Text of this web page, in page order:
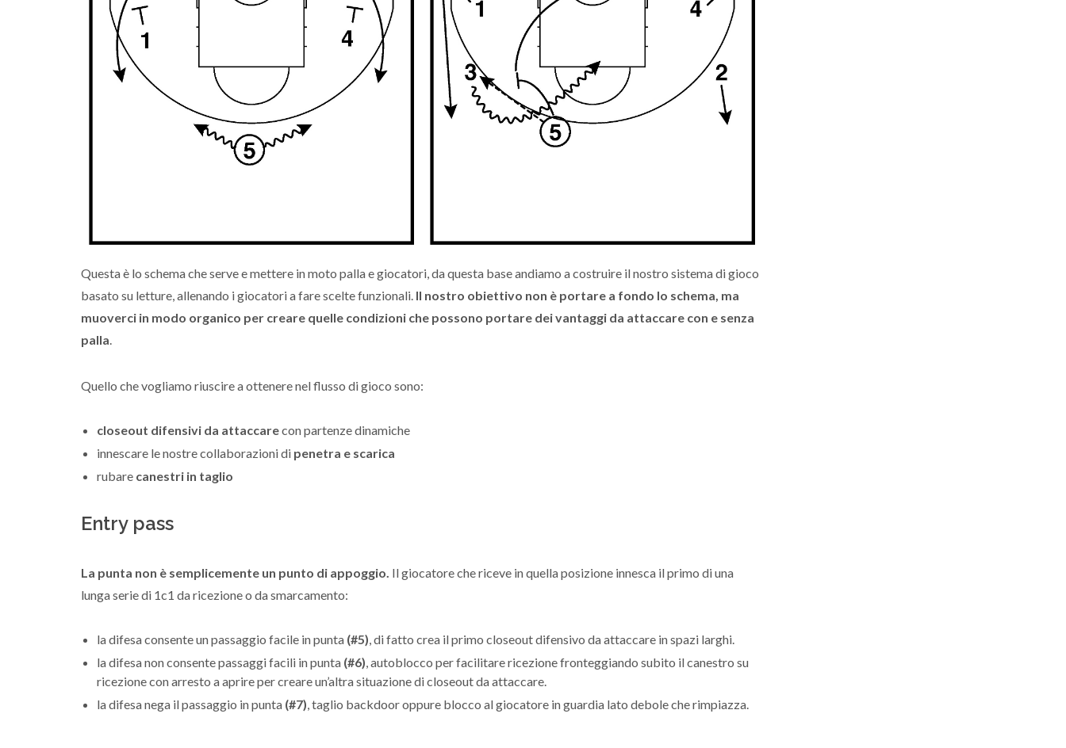
Questa è lo schema che serve e mettere in moto palla e giocatori, da questa base andiamo a costruire il nostro sistema di gioco
basato su letture, allenando i giocatori a fare scelte funzionali. Il nostro obiettivo non è portare a fondo lo schema, ma
muoverci in modo organico per creare quelle condizioni che possono portare dei vantaggi da attaccare con e senza
palla
Quello che vogliamo riuscire a ottenere nel flusso di gioco sono:
closeout difensivi da attaccarecon partenze dinamiche
innescare le nostre collaborazioni di penetra e scarica
rubare canestri in taglio
Entry pass
La punta non è semplicemente un punto di appoggio. Il giocatore che riceve in quella posizione innesca il primo di una
lunga serie di 1c1 da ricezione o da smarcamento:
la difesa consente un passaggio facile in punta (#5) , di fatto crea il primo closeout difensivo da attaccare in spazi larghi.
la difesa non consente passaggi facili in punta (#6) , autoblocco per facilitare ricezione fronteggiando subito il canestro su
ricezione con arresto a aprire per creare un’altra situazione di closeout da attaccare.
la difesa nega il passaggio in punta (#7) , taglio backdoor oppure blocco al giocatore in guardia lato debole che rimpiazza.